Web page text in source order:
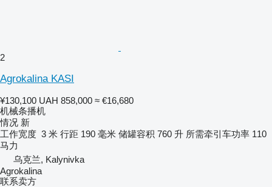
2
Agrokalina KASI
¥130,100 UAH 858,000 ≈ €16,680
机械条播机
情况 新
工作宽度 3 米 行距 190 毫米 储罐容积 760 升 所需牵引车功率 110
马力
乌克兰, Kalynivka
Agrokalina
联系卖方